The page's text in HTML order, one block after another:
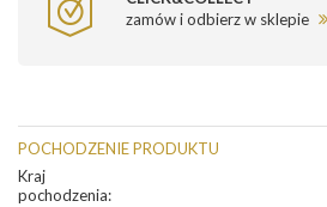
zamów i odbierz w sklepie
POCHODZENIE PRODUKTU
Kraj
pochodzenia: